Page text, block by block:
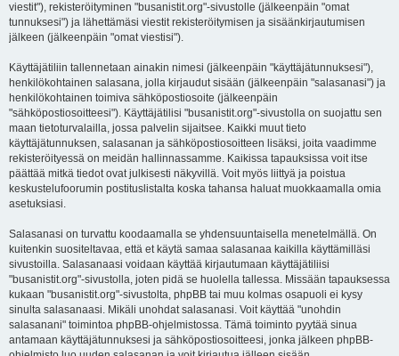
viestit"), rekisteröityminen "busanistit.org"-sivustolle (jälkeenpäin "omat
tunnuksesi") ja lähettämäsi viestit rekisteröitymisen ja sisäänkirjautumisen
jälkeen (jälkeenpäin "omat viestisi").
Käyttäjätiliin tallennetaan ainakin nimesi (jälkeenpäin "käyttäjätunnuksesi"),
henkilökohtainen salasana, jolla kirjaudut sisään (jälkeenpäin "salasanasi") ja
henkilökohtainen toimiva sähköpostiosoite (jälkeenpäin
"sähköpostiosoitteesi"). Käyttäjätilisi "busanistit.org"-sivustolla on suojattu sen
maan tietoturvalailla, jossa palvelin sijaitsee. Kaikki muut tieto
käyttäjätunnuksen, salasanan ja sähköpostiosoitteen lisäksi, joita vaadimme
rekisteröityessä on meidän hallinnassamme. Kaikissa tapauksissa voit itse
päättää mitkä tiedot ovat julkisesti näkyvillä. Voit myös liittyä ja poistua
keskustelufoorumin postituslistalta koska tahansa haluat muokkaamalla omia
asetuksiasi.
Salasanasi on turvattu koodaamalla se yhdensuuntaisella menetelmällä. On
kuitenkin suositeltavaa, että et käytä samaa salasanaa kaikilla käyttämilläsi
sivustoilla. Salasanaasi voidaan käyttää kirjautumaan käyttäjätiliisi
"busanistit.org"-sivustolla, joten pidä se huolella tallessa. Missään tapauksessa
kukaan "busanistit.org"-sivustolta, phpBB tai muu kolmas osapuoli ei kysy
sinulta salasanaasi. Mikäli unohdat salasanasi. Voit käyttää "unohdin
salasanani" toimintoa phpBB-ohjelmistossa. Tämä toiminto pyytää sinua
antamaan käyttäjätunnuksesi ja sähköpostiosoitteesi, jonka jälkeen phpBB-